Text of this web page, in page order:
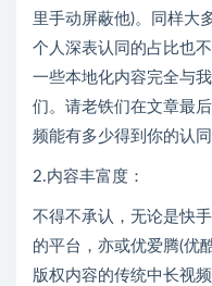
里手动屏蔽他)。同样大
个人深表认同的占比也
一些本地化内容完全与
们。请老铁们在文章最
频能有多少得到你的认
2.内容丰富度：
不得不承认，无论是快
的平台，亦或优爱腾(优
版权内容的传统中长视